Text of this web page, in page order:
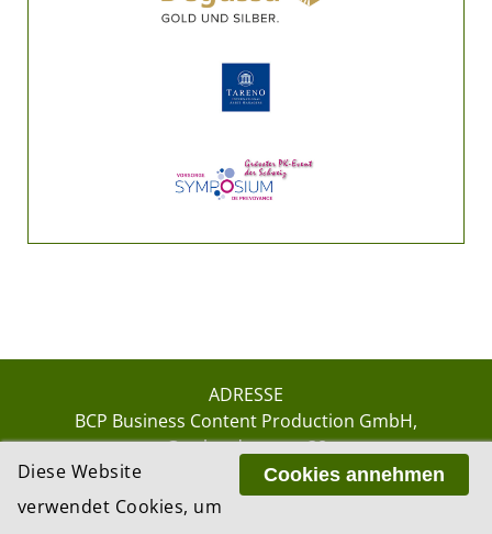
ADRESSE
BCP Business Content Production GmbH
Gotthardstrasse 38
8002 ZürichCookies annehmen
Diese Website
verwendet Cookies, um